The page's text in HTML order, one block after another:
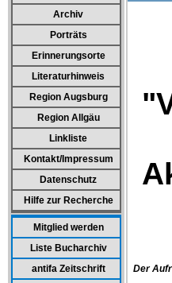
Archiv
Porträts
Erinnerungsorte
Literaturhinweis
Region Augsburg
Region Allgäu
Linkliste
Kontakt/Impressum
Datenschutz
Hilfe zur Recherche
Mitglied werden
Liste Bucharchiv
antifa Zeitschrift
Der